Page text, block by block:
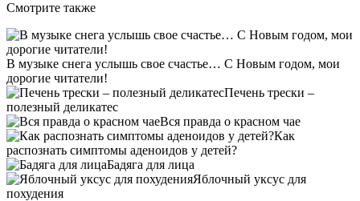
Смотрите также
В музыке снега услышь свое счастье… С Новым годом, мои
дорогие читатели!
Печень трески –
полезный деликатес
Вся правда о красном чае
Как
распознать симптомы аденоидов у детей?
Бадяга для лица
Яблочный уксус для
похудения